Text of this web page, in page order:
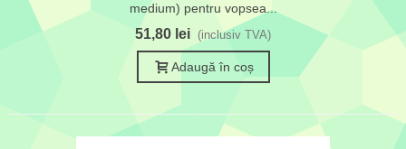
medium) pentru vopsea...
51,80 lei (inclusiv TVA)
Adaugă în coș